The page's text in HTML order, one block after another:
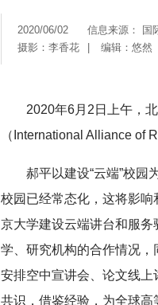
2020/06/02
信息来源： 国
摄影：李香花
编辑：悠然
2020年6月2日上午，
（International Alliance of
郝平以建设“云端”校
校园已经常态化，这将影
京大学建设云端讲台和服
学、研究机构的合作情况
安排空中宣讲会、论文线
共识，借鉴经验，为全球高